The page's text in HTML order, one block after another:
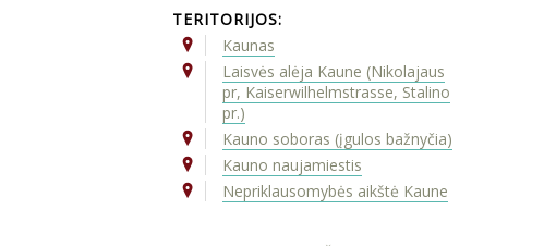
TERITORIJOS:
Kaunas
Laisvės alėja Kaune (Nikolajaus
pr, Kaiserwilhelmstrasse, Stalino
pr.)
Kauno soboras (įgulos bažnyčia)
Kauno naujamiestis
Nepriklausomybės aikštė Kaune